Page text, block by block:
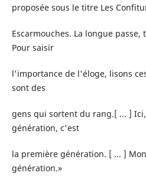
proposée sous le titre Les
Escarmouches. La longue passe,
Pour saisir
l'importance de l'éloge, lisons
sont des
gens qui sortent du rang.[ ... ]
génération, c'est
la première génération. [ ... ]
génération.»